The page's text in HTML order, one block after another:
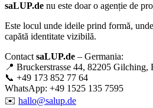
saLUP.de nu este doar o agenție de
Este locul unde ideile prind formă,
capătă identitate vizibilă.
Contact saLUP.de – Germania:
📍 Bruckerstrasse 44, 82205 Gilching,
📞 +49 173 852 77 64
WhatsApp: +49 1525 135 7595
✉️ hallo@salup.de